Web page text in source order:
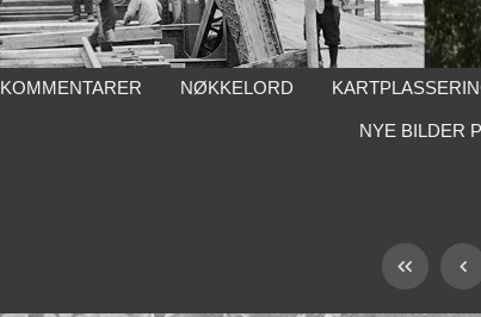
KOMMENTARER NØKKELORD
NYE BILDER